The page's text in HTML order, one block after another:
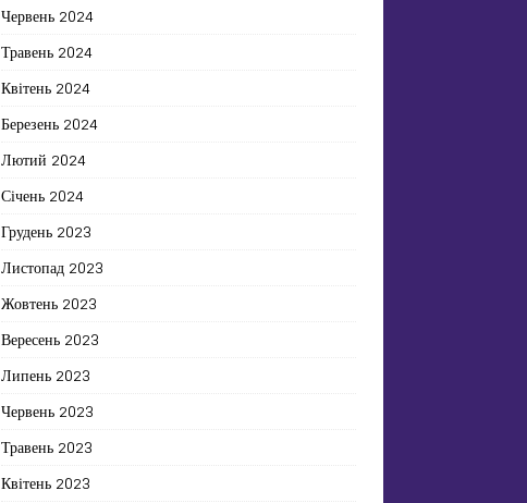
Червень 2024
Травень 2024
Квітень 2024
Березень 2024
Лютий 2024
Січень 2024
Грудень 2023
Листопад 2023
Жовтень 2023
Вересень 2023
Липень 2023
Червень 2023
Травень 2023
Квітень 2023